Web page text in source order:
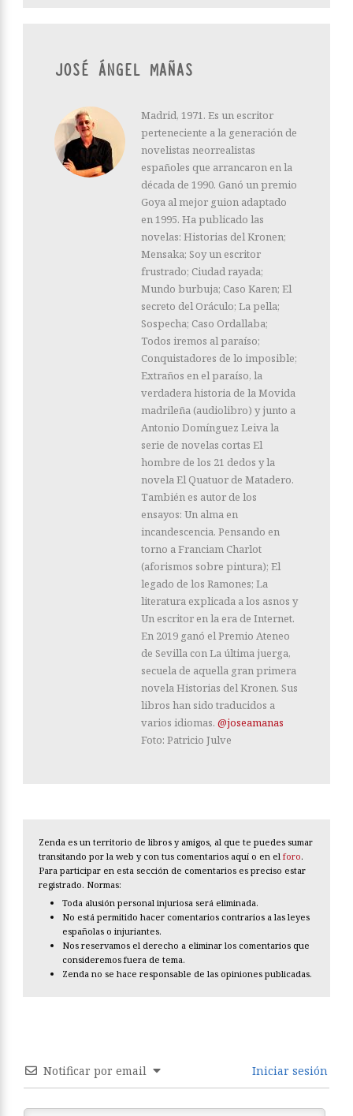
JOSÉ ÁNGEL MAÑAS
Madrid, 1971. Es un escritor
perteneciente a la generación de
novelistas neorrealistas
españoles que arrancaron en la
década de 1990. Ganó un premio
Goya al mejor guion adaptado
en 1995. Ha publicado las
novelas: Historias del Kronen;
Mensaka; Soy un escritor
frustrado; Ciudad rayada;
Mundo burbuja; Caso Karen; El
secreto del Oráculo; La pella;
Sospecha; Caso Ordallaba;
Todos iremos al paraíso;
Conquistadores de lo imposible;
Extraños en el paraíso, la
verdadera historia de la Movida
madrileña (audiolibro) y junto a
Antonio Domínguez Leiva la
serie de novelas cortas El
hombre de los 21 dedos y la
novela El Quatuor de Matadero.
También es autor de los
ensayos: Un alma en
incandescencia. Pensando en
torno a Franciam Charlot
(aforismos sobre pintura); El
legado de los Ramones; La
literatura explicada a los asnos y
Un escritor en la era de Internet.
En 2019 ganó el Premio Ateneo
de Sevilla con La última juerga,
secuela de aquella gran primera
novela Historias del Kronen. Sus
libros han sido traducidos a
varios idiomas. @joseamanas
Foto: Patricio Julve
Zenda es un territorio de libros y amigos, al que te puedes sumar
transitando por la web y con tus comentarios aquí o en el foro.
Para participar en esta sección de comentarios es preciso estar
registrado. Normas:
Toda alusión personal injuriosa será eliminada.
No está permitido hacer comentarios contrarios a las leyes
españolas o injuriantes.
Nos reservamos el derecho a eliminar los comentarios que
consideremos fuera de tema.
Zenda no se hace responsable de las opiniones publicadas.
Notificar por email Iniciar sesión